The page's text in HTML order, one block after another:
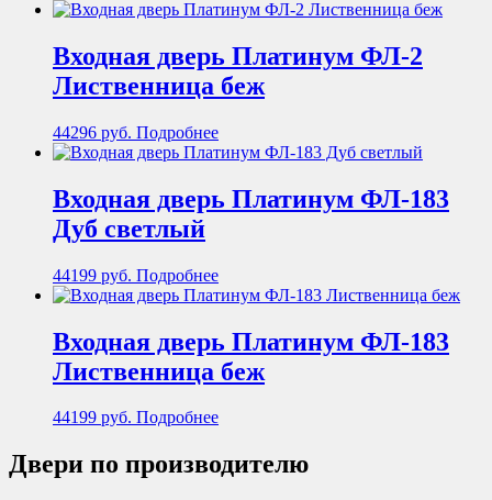
Входная дверь Платинум ФЛ-2
Лиственница беж
44296 руб. Подробнее
Входная дверь Платинум ФЛ-183
Дуб светлый
44199 руб. Подробнее
Входная дверь Платинум ФЛ-183
Лиственница беж
44199 руб. Подробнее
Двери по производителю